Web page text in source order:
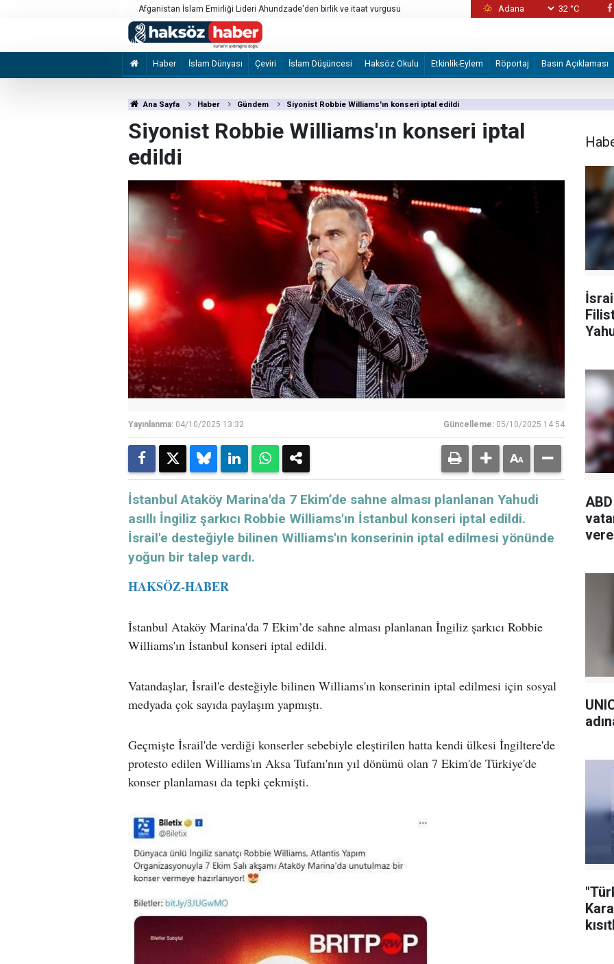
İsrailli 'Honinu Örgütü' Filistinlilere şiddet uygulayan Yahudi işgalcileri finanse
ediyor ve koruyor
ABD Güney Sudan ve Myanmar32 °C
Haber İslam Dünyası Çeviri İslam Düşüncesi Haksöz Okulu Etkinlik-Eylem Röportaj Basın Açıklaması
Ana Sayfa Haber Gündem Siyonist Robbie Williams'ın konseri iptal edildi
Siyonist Robbie Williams'ın konseri iptal
edildi
Yayınlanma: 04/10/2025 13:32 Güncelleme: 05/10/2025 14:54
İstanbul Ataköy Marina'da 7 Ekim’de sahne alması planlanan Yahudi
asıllı İngiliz şarkıcı Robbie Williams'ın İstanbul konseri iptal edildi.
İsrail'e desteğiyle bilinen Williams'ın konserinin iptal edilmesi yönünde
yoğun bir talep vardı.
HAKSÖZ-HABER
İstanbul Ataköy Marina'da 7 Ekim’de sahne alması planlanan İngiliz şarkıcı Robbie
Williams'ın İstanbul konseri iptal edildi.
Vatandaşlar, İsrail'e desteğiyle bilinen Williams'ın konserinin iptal edilmesi için sosyal
medyada çok sayıda paylaşım yapmıştı.
Geçmişte İsrail'de verdiği konserler sebebiyle eleştirilen hatta kendi ülkesi İngiltere'de
protesto edilen Williams'ın Aksa Tufanı'nın yıl dönümü olan 7 Ekim'de Türkiye'de
konser planlaması da tepki çekmişti.